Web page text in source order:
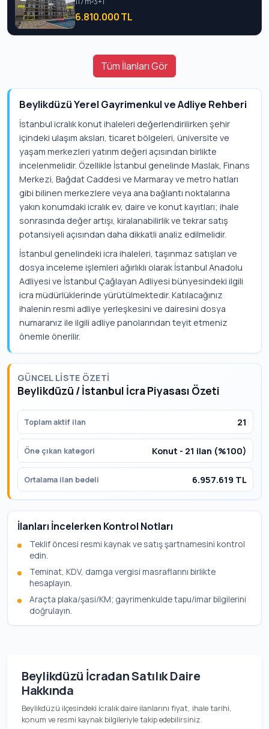
6.810.000 TL
Tüm İlanları Gör
Beylikdüzü Yerel Gayrimenkul ve Adliye Rehberi
İstanbul icralık konut ihaleleri değerlendirilirken şehir
içindeki ulaşım aksları, ticaret bölgeleri, üniversite ve
yaşam merkezleri yatırım değeri açısından birlikte
incelenmelidir. Özellikle İstanbul genelinde Maslak, Finans
Merkezi, Bağdat Caddesi ve Marmaray ve metro hatları
gibi bilinen merkezlere veya ana bağlantı noktalarına
yakın konumdaki icralık ev, daire ve konut kayıtları; ihale
sonrasında değer artışı, kiralanabilirlik ve tekrar satış
potansiyeli açısından daha dikkatli analiz edilmelidir.
İstanbul genelindeki icra ihaleleri, taşınmaz satışları ve
dosya inceleme işlemleri ağırlıklı olarak İstanbul Anadolu
Adliyesi ve İstanbul Çağlayan Adliyesi bünyesindeki ilgili
icra müdürlüklerinde yürütülmektedir. Katılacağınız
ihalenin resmi adliye yerleşkesini ve dairesini dosya
numaranız ile ilgili adliye panolarından teyit etmeniz
önemle önerilir.
GÜNCEL LISTE ÖZETI
Beylikdüzü / İstanbul İcra Piyasası Özeti
Toplam aktif ilan 21
Öne çıkan kategori Konut - 21 ilan (%100)
Ortalama ilan bedeli 6.957.619 TL
İlanları İncelerken Kontrol Notları
Teklif öncesi resmi kaynak ve satış şartnamesini kontrol
edin.
Teminat, KDV, damga vergisi masraflarını birlikte
hesaplayın.
Araçta plaka/şasi/KM; gayrimenkulde tapu/imar bilgilerini
doğrulayın.
Beylikdüzü İcradan Satılık Daire
Hakkında
Beylikdüzü ilçesindeki icralık daire ilanlarını fiyat, ihale tarihi,
konum ve resmi kaynak bilgileriyle takip edebilirsiniz.